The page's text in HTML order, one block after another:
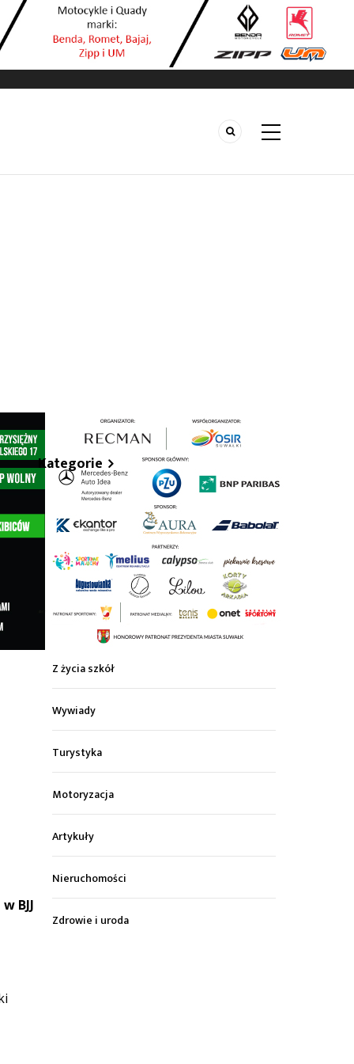
BJJ
Kategorie
Z życia miasta
Kultura
Wiadomości z regionu
Z życia szkół
Wywiady
Turystyka
Motoryzacja
Artykuły
Nieruchomości
Zdrowie i uroda